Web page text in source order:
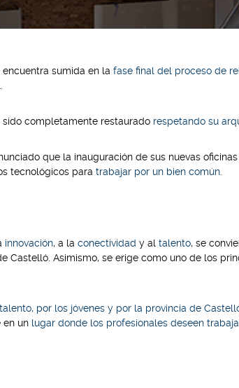
encuentra sumida en la fase final del proceso de
completamente restaurado respetando su
que la inauguración de sus nuevas
tecnológicos para trabajar por un bien común
innovación, a la conectividad y al talento, se
Asimismo, se erige como uno de los
por los jóvenes y por la provincia de
en un lugar donde los profesionales deseen